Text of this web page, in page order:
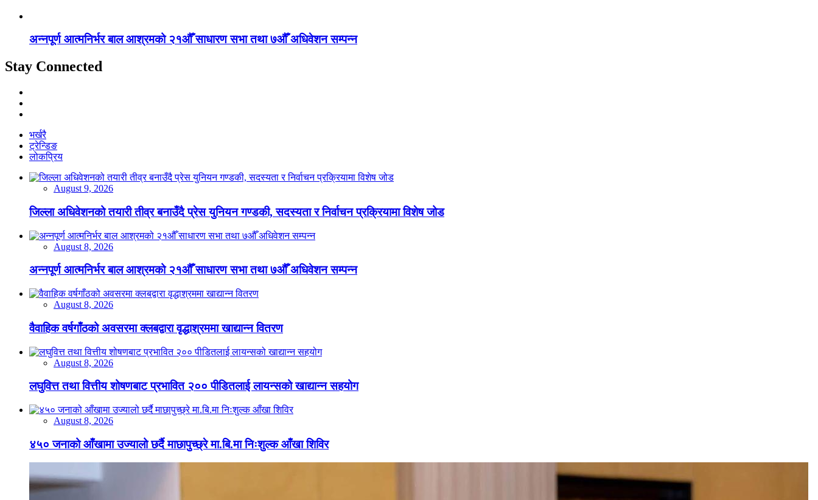
अन्नपूर्ण आत्मनिर्भर बाल आश्रमको २१औँ साधारण सभा तथा ७औँ अधिवेशन सम्पन्न
Stay Connected
भर्खरै
ट्रेन्डिङ
लोकप्रिय
August 9, 2026
जिल्ला अधिवेशनको तयारी तीव्र बनाउँदै प्रेस युनियन गण्डकी, सदस्यता र निर्वाचन प्रक्रियामा विशेष जोड
August 8, 2026
अन्नपूर्ण आत्मनिर्भर बाल आश्रमको २१औँ साधारण सभा तथा ७औँ अधिवेशन सम्पन्न
August 8, 2026
वैवाहिक वर्षगाँठको अवसरमा क्लबद्वारा वृद्धाश्रममा खाद्यान्न वितरण
August 8, 2026
लघुवित्त तथा वित्तीय शोषणबाट प्रभावित २०० पीडितलाई लायन्सको खाद्यान्न सहयोग
August 8, 2026
४५० जनाको आँखामा उज्यालो छर्दै माछापुच्छ्रे मा.बि.मा निःशुल्क आँखा शिविर